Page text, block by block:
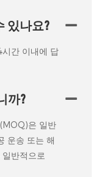
있나요?
간 이내에 답
까?
은 일반
운송 또는 해
반적으로